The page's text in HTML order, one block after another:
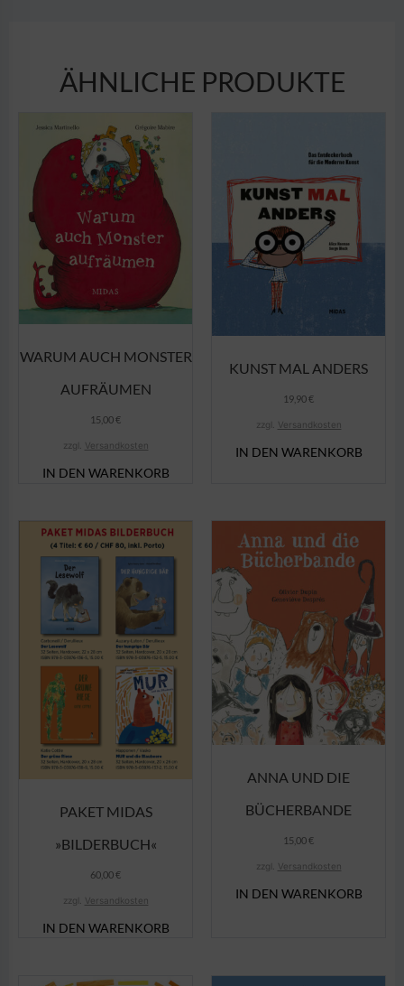
ÄHNLICHE PRODUKTE
WARUM AUCH MONSTER
AUFRÄUMEN
15,00€
zzgl. Versandkosten
IN DEN WARENKORB
KUNST MAL ANDERS
19,90€
zzgl. Versandkosten
IN DEN WARENKORB
PAKET MIDAS
»BILDERBUCH«
60,00€
zzgl. Versandkosten
IN DEN WARENKORB
ANNA UND DIE
BÜCHERBANDE
15,00€
zzgl. Versandkosten
IN DEN WARENKORB